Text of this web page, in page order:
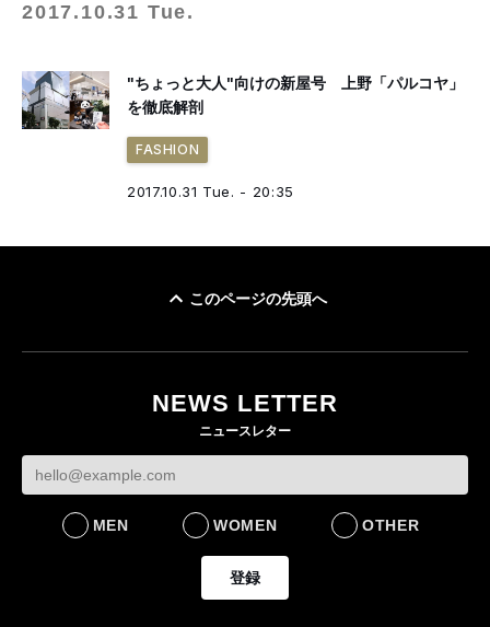
2017.10.31 Tue.
"ちょっと大人"向けの新屋号 上野「パルコヤ」
を徹底解剖
FASHION
2017.10.31 Tue. - 20:35
このページの先頭へ
NEWS LETTER
ニュースレター
MEN WOMEN OTHER
登録